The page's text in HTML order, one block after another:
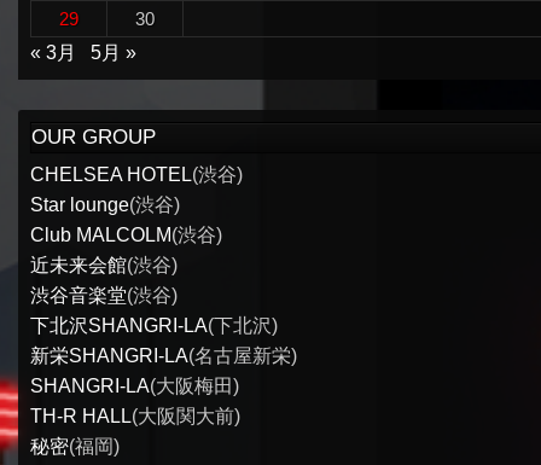
29
30
« 3月
5月 »
OUR GROUP
CHELSEA HOTEL(渋谷)
Star lounge(渋谷)
Club MALCOLM(渋谷)
近未来会館(渋谷)
渋谷音楽堂(渋谷)
下北沢SHANGRI-LA(下北沢)
新栄SHANGRI-LA(名古屋新栄)
SHANGRI-LA(大阪梅田)
TH-R HALL(大阪関大前)
秘密(福岡)